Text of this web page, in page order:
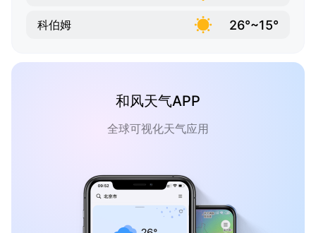
科伯姆 26°~15°
和风天气APP
全球可视化天气应用